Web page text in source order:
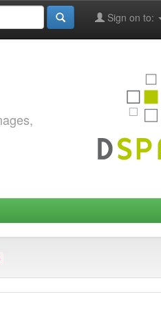
Sign on to: